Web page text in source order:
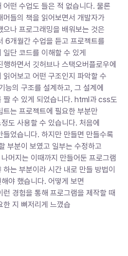
떤 수업도 들은 적 없습니다. 물론
들의 책을 읽어보면서 개발자가
나 프로그래밍을 배워보는 것은
6개월간 수업을 듣고 프로젝트를
단 코드를 이해할 수 있게
하면서 깃허브나 스택오버플로우에
어보고 어떤 구조인지 파악할 수
능의 구조를 설계하고, 그 설계에
짤 수 있게 되었습니다. html과 css도
트는 프로젝트에 필요한 부분만
도 사용할 수 있습니다. 처음에
었습니다. 하지만 만들면 만들수록
부분이 보였고 일부는 수정하고
머지는 이때까지 만들어둔 프로그램
는 부분이라 시간 내로 만들 방법이
야 했습니다. 어떻게 보면
경험을 통해 프로그램을 제작할 때
한 지 뼈저리게 느꼈습